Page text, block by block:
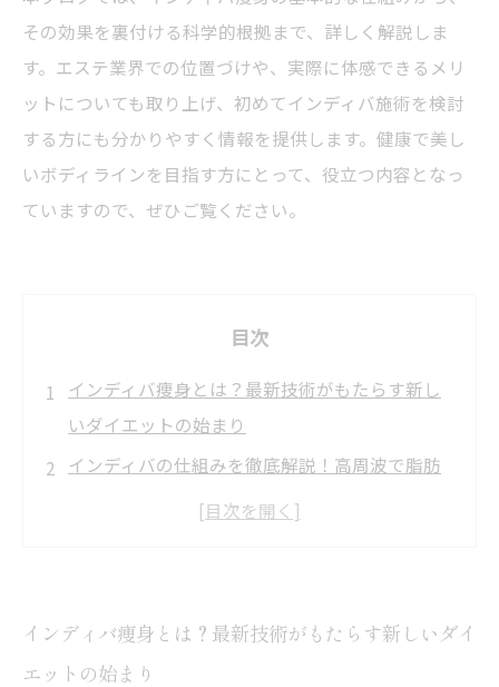
その効果を裏付ける科学的根拠まで、詳しく解説しま
す。エステ業界での位置づけや、実際に体感できるメリ
ットについても取り上げ、初めてインディバ施術を検討
する方にも分かりやすく情報を提供します。健康で美し
いボディラインを目指す方にとって、役立つ内容となっ
ていますので、ぜひご覧ください。
目次
インディバ痩身とは？最新技術がもたらす新し
いダイエットの始まり
インディバの仕組みを徹底解説！高周波で脂肪
にアプローチする秘密
とむくみ解消の感動
インディバ痩身とは？最新技術がもたらす新しいダイ
エットの始まり